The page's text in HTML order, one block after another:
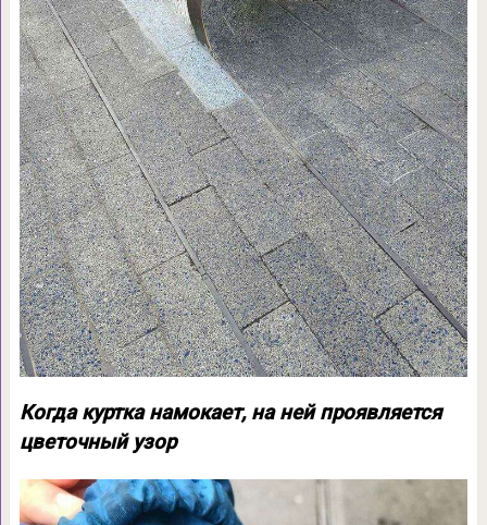
Когда куртка намокает, на ней проявляется
цветочный узор